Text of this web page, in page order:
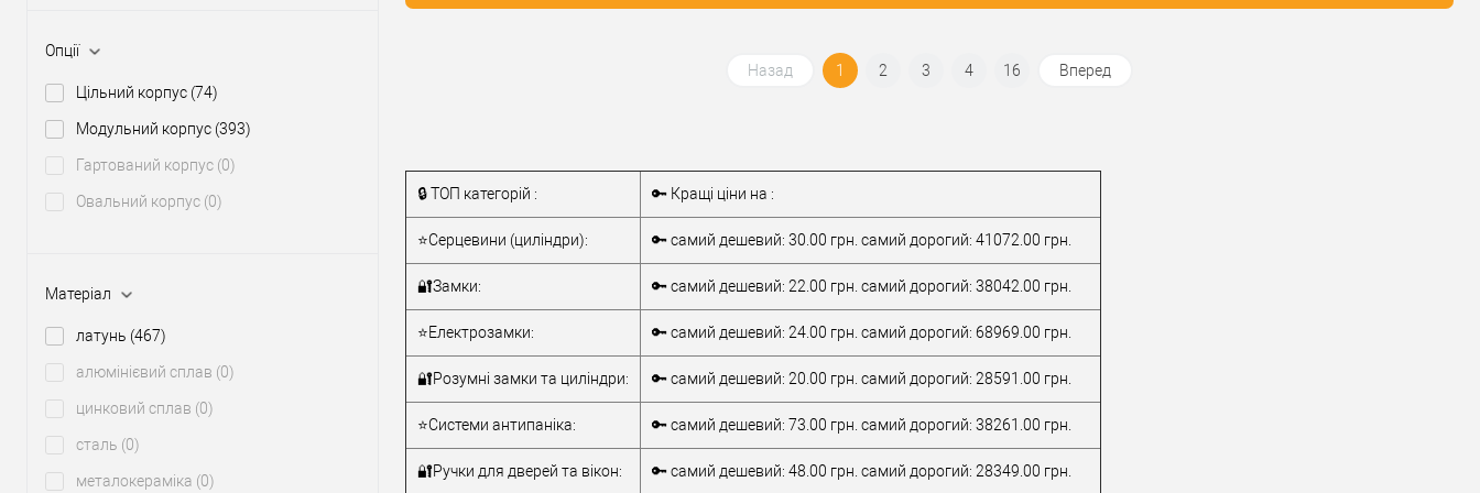
Опції
Цільний корпус (74)
Модульний корпус (393)
Гартований корпус (0)
Овальний корпус (0)
Матеріал
латунь (467)
алюмінієвий сплав (0)
цинковий сплав (0)
сталь (0)
металокераміка (0)
Рівень захисту
серцевини
ABARO P600
Тип товару
Тип ключа
порівняння
Рівень захисту
серцевини
ABARO P600
Тип товару
ВРІЗНОГО замка
Тип ключа
(лазерний)
Назад 1 2 3 4 16 Вперед
🔒 ТОП категорій : 🔑 Кращі ціни на :
⭐Серцевини (циліндри): 🔑 самий дешевий: 30.00 грн. самий дорогий: 41072.00 грн.
🔐Замки: 🔑 самий дешевий: 22.00 грн. самий дорогий: 38042.00 грн.
⭐Електрозамки: 🔑 самий дешевий: 24.00 грн. самий дорогий: 68969.00 грн.
🔐Розумні замки та циліндри: 🔑 самий дешевий: 20.00 грн. самий дорогий: 28591.00 грн.
⭐Системи антипаніка: 🔑 самий дешевий: 73.00 грн. самий дорогий: 38261.00 грн.
🔐Ручки для дверей та вікон: 🔑 самий дешевий: 48.00 грн. самий дорогий: 28349.00 грн.